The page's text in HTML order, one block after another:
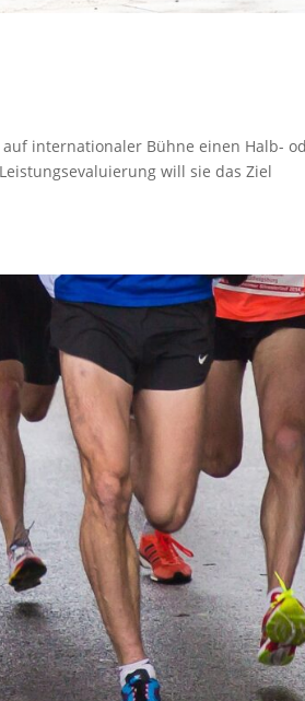
internationaler Bühne einen Halb-
will sie das Ziel